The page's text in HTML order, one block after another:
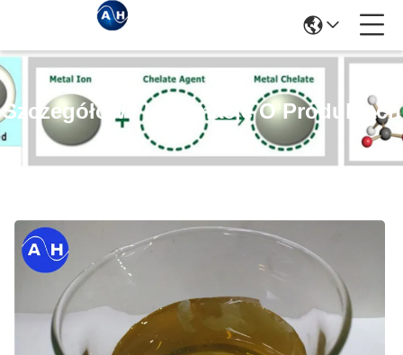
Szczegółowe Informacje O Produktach